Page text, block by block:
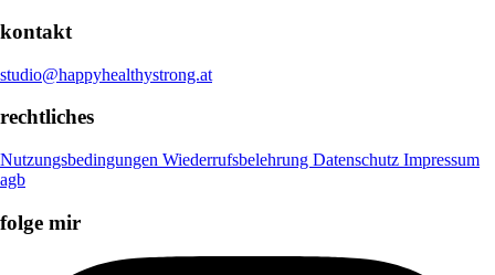
kontakt
studio@happyhealthystrong.at
rechtliches
Nutzungsbedingungen Wiederrufsbelehrung Datenschutz Impressum
agb
folge mir